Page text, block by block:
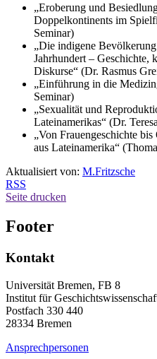
„Eroberung und
Doppelkontinents im
Seminar)
„Die indigene
Jahrhundert – Geschichte,
Diskurse“ (Dr. Rasmus
„Einführung in die
Seminar)
„Sexualität und
Lateinamerikas“ (Dr.
„Von Frauengeschichte
aus Lateinamerika“
Aktualisiert von: M.Fritzsche
RSS
Seite drucken
Footer
Kontakt
Universität Bremen, FB 8
Institut für
Postfach 330 440
28334 Bremen
Ansprechpersonen